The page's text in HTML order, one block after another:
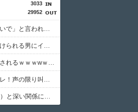
3033
29952
【画像】震災で母親に「置いていかないで」と言われて置いていった娘⇒！！
【悲報】女さん、生理の匂いを嗅ぎ分けられる男にイライラ⇒ｗｗｗ
【画像】ヤバすぎるペアルック、発見されるｗｗｗwｗｗｗｗｗｗｗｗｗ
女性さん、子育てしない父親にブチギレ！声の限り叫ぶ！！→ｗｗｗｗ
【悲報】バイト先の先輩おばさん（32）と深い関係になってしまった結果⇒ｗ